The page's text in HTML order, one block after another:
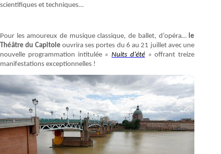
scientifiques et techniques…
Pour les amoureux de musique classique, de ballet, d’opéra… le
Théâtre du Capitole ouvrira ses portes du 6 au 21 juillet avec une
nouvelle programmation intitulée «Nuits d’été»offrant treize
manifestations exceptionnelles !